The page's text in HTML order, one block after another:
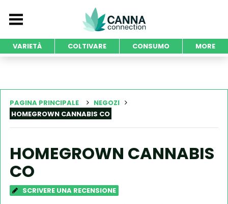
VARIETÀ COLTIVARE CONSUMO MORE
PAGINA PRINCIPALE
NEGOZI
HOMEGROWN CANNABIS CO
HOMEGROWN CANNABIS
CO
SCRIVERE UNA RECENSIONE